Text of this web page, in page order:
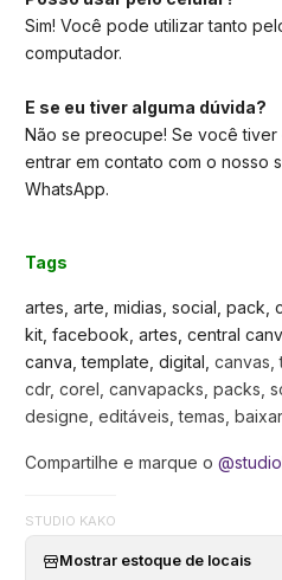
Sim! Você pode utilizar tanto
computador.
E se eu tiver alguma dúvida?
Não se preocupe! Se você
entrar em contato com o nosso
WhatsApp.
Tags
artes, arte, midias, social, pack,
kit, facebook, artes, central
canva, template, digital, canvas,
cdr, corel, canvapacks, packs,
designe, editáveis, temas,
Compartilhe e marque o
STUDIO KAKO
Mostrar estoque de locais